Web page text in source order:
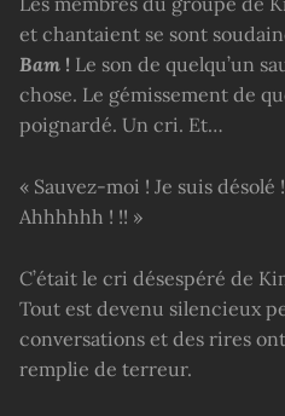
et chantaient se sont
Bam ! Le son de quelqu’un
chose. Le gémissement de
poignardé. Un cri. Et…
« Sauvez-moi ! Je suis désolé
Ahhhhhh ! !! »
C’était le cri désespéré de
Tout est devenu silencieux
conversations et des rires
remplie de terreur.